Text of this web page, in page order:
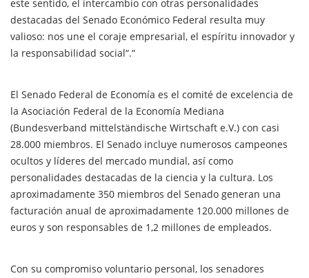
este sentido, el intercambio con otras personalidades
destacadas del Senado Económico Federal resulta muy
valioso: nos une el coraje empresarial, el espíritu innovador y
la responsabilidad social“.“
El Senado Federal de Economía es el comité de excelencia de
la Asociación Federal de la Economía Mediana
(Bundesverband mittelständische Wirtschaft e.V.) con casi
28.000 miembros. El Senado incluye numerosos campeones
ocultos y líderes del mercado mundial, así como
personalidades destacadas de la ciencia y la cultura. Los
aproximadamente 350 miembros del Senado generan una
facturación anual de aproximadamente 120.000 millones de
euros y son responsables de 1,2 millones de empleados.
Con su compromiso voluntario personal, los senadores